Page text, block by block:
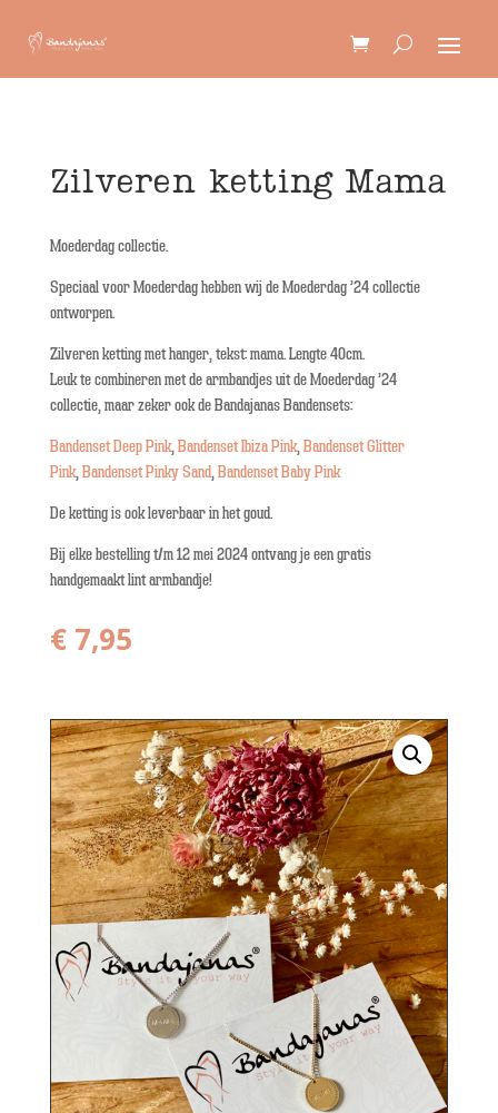
Zilveren ketting Mama
Moederdag collectie.
Speciaal voor Moederdag hebben wij de Moederdag ’24 collectie
ontworpen.
Zilveren ketting met hanger, tekst: mama. Lengte 40cm.
Leuk te combineren met de armbandjes uit de Moederdag ’24
collectie, maar zeker ook de Bandajanas Bandensets:
Bandenset Deep Pink,Bandenset Ibiza Pink,Bandenset Glitter
Pink,Bandenset Pinky Sand,Bandenset Baby Pink
De ketting is ook leverbaar in het goud.
Bij elke bestelling t/m 12 mei 2024 ontvang je een gratis
handgemaakt lint armbandje!
€7,95